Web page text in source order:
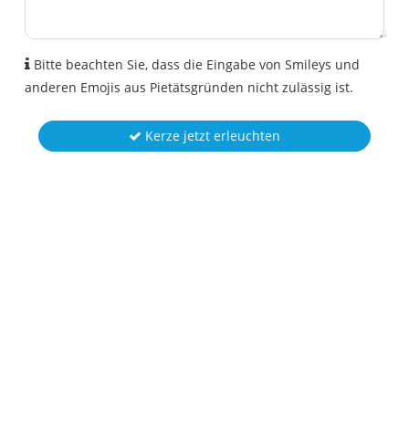
Bitte beachten Sie, dass die Eingabe von Smileys und
anderen Emojis aus Pietätsgründen nicht zulässig ist.
Kerze jetzt erleuchten